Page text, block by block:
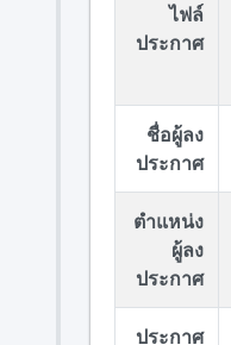
ไฟล์
ประกาศ
ชื่อผู้ลง
ประกาศ
ตำแหน่ง
ผู้ลง
ประกาศ
ประกาศ